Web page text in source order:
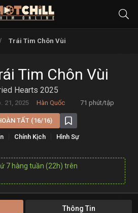
Trái Tim Chôn Vùi
Tim Chôn Vùi
Hearts 2025
21, 2025 Hàn Quốc 71 phút/tập
TẤT (16/16)
Chính Kịch Hình Sự
7 hàng tuần (22h) trên
Thông Tin